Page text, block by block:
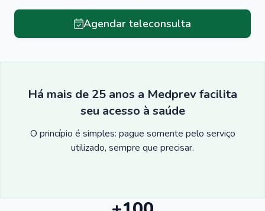
Agendar teleconsulta
Há mais de 25 anos a Medprev facilita
seu acesso à saúde
O princípio é simples: pague somente pelo serviço
utilizado, sempre que precisar.